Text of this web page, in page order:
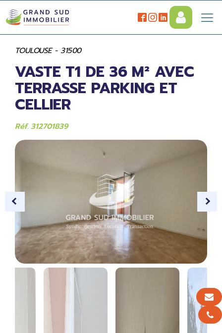
TOULOUSE - 31500
VASTE T1 DE 36 M² AVEC
TERRASSE PARKING ET
CELLIER
Réf. 312701839